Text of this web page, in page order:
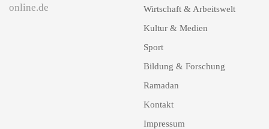
online.de
Wirtschaft & Arbeitswelt
Kultur & Medien
Sport
Bildung & Forschung
Ramadan
Kontakt
Impressum